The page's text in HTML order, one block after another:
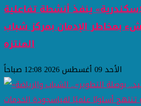
ينفذ أنشطة تفاعلية
بمخاطر الإدمان بمركز شباب
المنتزه
الأحد 09 أغسطس 2026 12:08 صباحاً